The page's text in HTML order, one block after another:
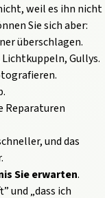
weil es ihn nicht
Sie sich aber:
überschlagen.
Gullys.
Reparaturen
und das
Sie erwarten.
und „dass ich